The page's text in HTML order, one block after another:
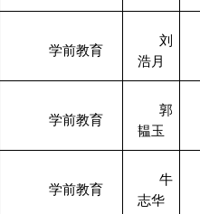
学前教育
刘
浩月
学前教育
郭
韫玉
学前教育
牛
志华